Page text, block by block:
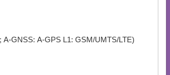
GNSS: A-GPS L1: GSM/UMTS/LTE)